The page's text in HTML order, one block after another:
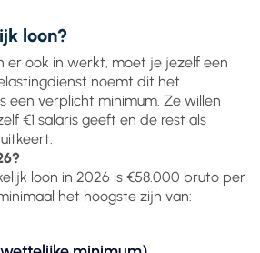
loon?
er ook in werkt, moet je jezelf een
noemt dit het
een verplicht minimum. Ze willen
€1 salaris geeft en de rest als
loon in 2026 is €58.000 bruto per
het hoogste zijn van: